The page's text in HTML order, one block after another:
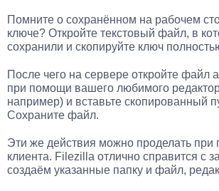
Помните о сохранённом на рабочем
ключе? Откройте текстовый файл, в
сохранили и скопируйте ключ
После чего на сервере откройте файл
при помощи вашего любимого
например) и вставьте скопированный
Сохраните файл.
Эти же действия можно проделать
клиента. Filezilla отлично справится с
создаём указанные папку и файл,